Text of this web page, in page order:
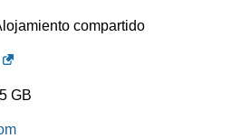
compartido
5 GB